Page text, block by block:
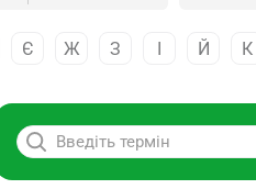
Є Ж З І Й К